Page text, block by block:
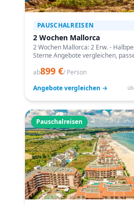
PAUSCHALREISEN
2 Wochen Mallorca
2 Wochen Mallorca: 2 Erw. -
Sterne Angebote vergleichen,
buchen.
ab899 €/ Person
Angebote vergleichen →
Pauschalreisen